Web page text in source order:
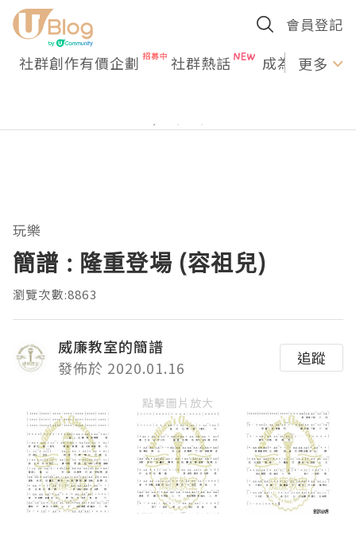
會員登記
社群創作有價企劃 社群熱話 成為U更多
玩樂
簡譜 : 隆重登場 (容祖兒)
瀏覽次數:8863
威廉教室的簡譜
發佈於 2020.01.16
追蹤
點擊圖片放大